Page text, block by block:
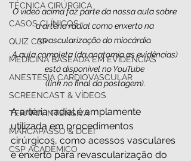
TÉCNICA CIRÚRGICA
CASOS CLÍNICOS
QUIZ CSP
MEDICINA BASEADA EM EVIDÊNCIAS
ANESTESIA CARDIOVASCULAR
SCREENCAST & VÍDEOS
TERAPIA INTENSIVA
MARCAPASSO & DCEI
CSP ACADÊMICO
O vídeo acima faz parte da nossa aula sobre
a artéria radial como enxerto na
revascularização do miocárdio.
A aula completa (da anatomia as evidências)
está disponível no YouTube
(link no final da postagem).
A artéria radial é amplamente
utilizada em procedimentos
cirúrgicos, como acessos vasculares
e enxerto para revascularização do